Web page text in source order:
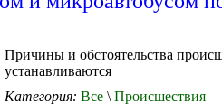
Причины и обстоятельства
устанавливаются
Категория: Все \ Происшествия